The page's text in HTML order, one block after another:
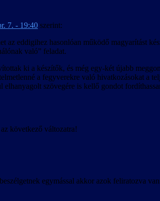
7. - 19:40 szerint:
az eddigihez hasonlóan működő magyarítást
való” feladat.
ki a készítők, és még egy-két újabb
a fegyverekre való hivatkozásokat a
szövegére is kellő gondot
következő változatra!
egymással akkor azok feliratozva